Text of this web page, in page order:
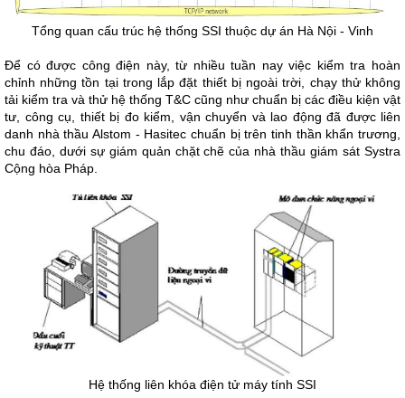
Tổng quan cấu trúc hệ thống SSI thuộc dự án Hà Nội - Vinh
Để có được công điện này, từ nhiều tuần nay việc kiểm tra hoàn
chỉnh những tồn tại trong lắp đặt thiết bị ngoài trời, chạy thử không
tải kiểm tra và thử hệ thống T&C cũng như chuẩn bị các điều kiện vật
tư, công cụ, thiết bị đo kiểm, vận chuyển và lao động đã được liên
danh nhà thầu Alstom - Hasitec chuẩn bị trên tinh thần khẩn trương,
chu đáo, dưới sự giám quản chặt chẽ của nhà thầu giám sát Systra
Cộng hòa Pháp.
Hệ thống liên khóa điện tử máy tính SSI